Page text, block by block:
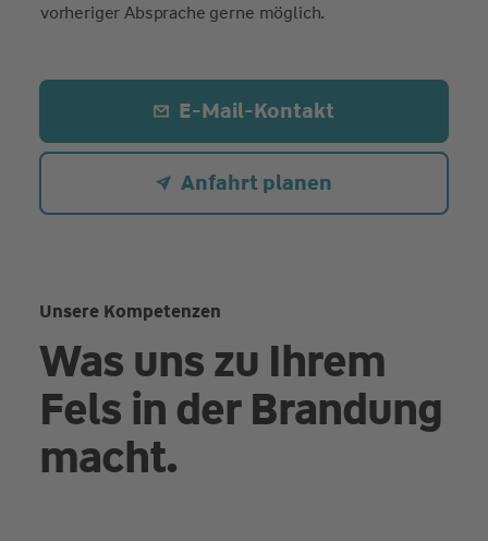
vorheriger Absprache gerne möglich.
E-Mail-Kontakt
Anfahrt planen
Unsere Kompetenzen
Was uns zu Ihrem
Fels in der Brandung
macht.